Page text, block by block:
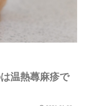
温熱蕁麻疹で